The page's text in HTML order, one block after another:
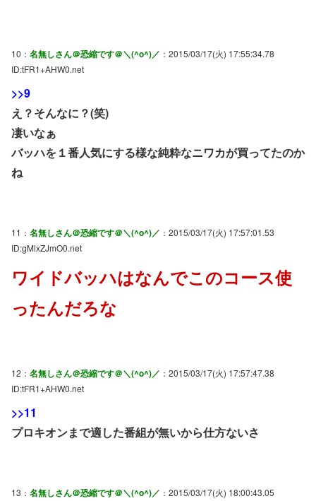
10： 名無しさん＠恐縮です＠＼(^o^)／ ：2015/03/17(火) 17:55:34.78
ID:tFR1+AHW0.net
>>9
え？そんなに？(笑)
凄いなぁ
バッハを１番人気にする様な純粋なニワカが買ってたのか
ね
11： 名無しさん＠恐縮です＠＼(^o^)／ ：2015/03/17(火) 17:57:01.53
ID:gMlxZJmO0.net
ワイドバッハはなんでこのコース使
ったんだろな
12： 名無しさん＠恐縮です＠＼(^o^)／ ：2015/03/17(火) 17:57:47.38
ID:tFR1+AHW0.net
>>11
プロキオンまで適した番組が無いから仕方ないさ
13： 名無しさん＠恐縮です＠＼(^o^)／ ：2015/03/17(火) 18:00:43.05